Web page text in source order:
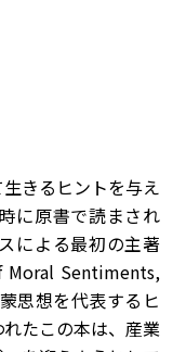
きるヒントを与え
に原書で読まされ
による最初の主著
Moral Sentiments,
思想を代表するヒ
たこの本は、産業